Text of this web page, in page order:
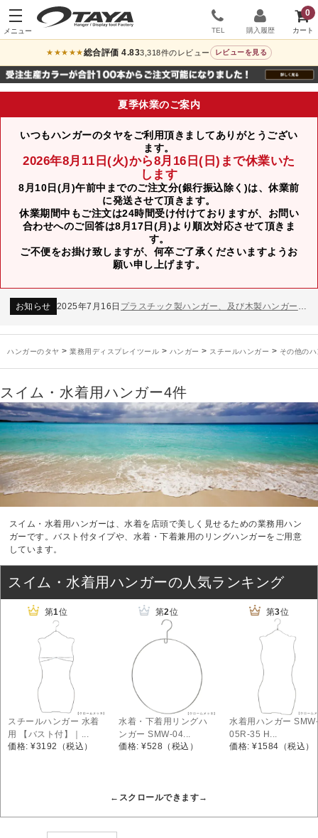
0
TEL 購入履歴
★★★★★総合評価 4.833,318件のレビュー レビューを見る
夏季休業のご案内
いつもハンガーのタヤをご利用頂きましてありがとうござい
ます。
2026年8月11日(火)から8月16日(日)まで休業いた
します
8月10日(月)午前中までのご注文分(銀行振込除く)は、休業前
に発送させて頂きます。
休業期間中もご注文は24時間受け付けておりますが、お問い
合わせへのご回答は8月17日(月)より順次対応させて頂きま
す。
ご不便をお掛け致しますが、何卒ご了承くださいますようお
願い申し上げます。
2024年12月12日年末年始休業のお知らせ
お知らせ 2025年7月16日
お知らせ 2025年3月14日
未分類 2024年12月19日
雑誌「GINZA」でタヤのハンガーを紹介していただきました
お知らせ
2024年12月12日年末年始休業のお知らせ
お知らせ 2026年3月7日
スチール製ハンガー、およびディスプレイスタンド価格改定のお知らせ
お知らせ
2025年7月16日
お知らせ 2025年3月14日木製ハンガーNシリーズ価格改定のお知らせ
未分類 2024年12月19日
雑誌「GINZA」でタヤのハンガーを紹介していただきました
お知らせ
2024年12月12日年末年始休業のお知らせ
ハンガーのタヤ > 業務用ディスプレイツール > ハンガー > スチールハンガー > その他の
スイム・水着用ハンガー4件
スイム・水着用ハンガーは、水着を店頭で美しく見せるための業務用ハン
ガーです。バスト付タイプや、水着・下着兼用のリングハンガーをご用意
しています。
スイム・水着用ハンガーの人気ランキング
第1位
スチールハンガー 水着
用 【バスト付】｜...
価格: ¥3192
（税込）
第2位
水着・下着用リングハ
ンガー SMW-04...
価格: ¥528 （税込）
第3位
水着用ハンガー SMW-
05R-35 H...
価格: ¥1584 （税込）